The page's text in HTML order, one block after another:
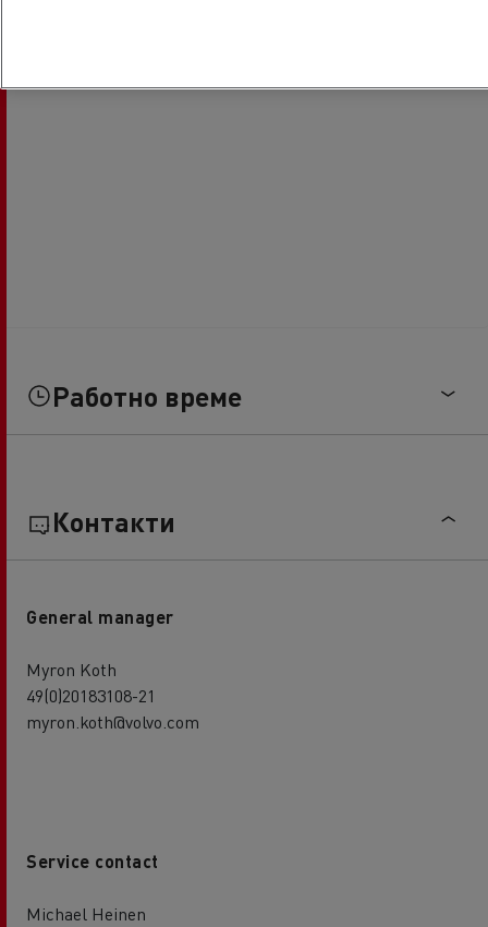
Работно време
Контакти
General manager
Myron Koth
49(0)20183108-21
myron.koth@volvo.com
Service contact
Michael Heinen